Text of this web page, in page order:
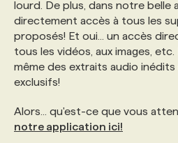
lourd. De plus, dans notre belle
directement accès à tous les
proposés! Et oui... un accès
tous les vidéos, aux images,
même des extraits audio inédits
exclusifs!
Alors... qu'est-ce que vous
notre application ici!